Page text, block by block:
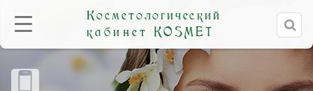
Косметологический
кабинет KOSMET